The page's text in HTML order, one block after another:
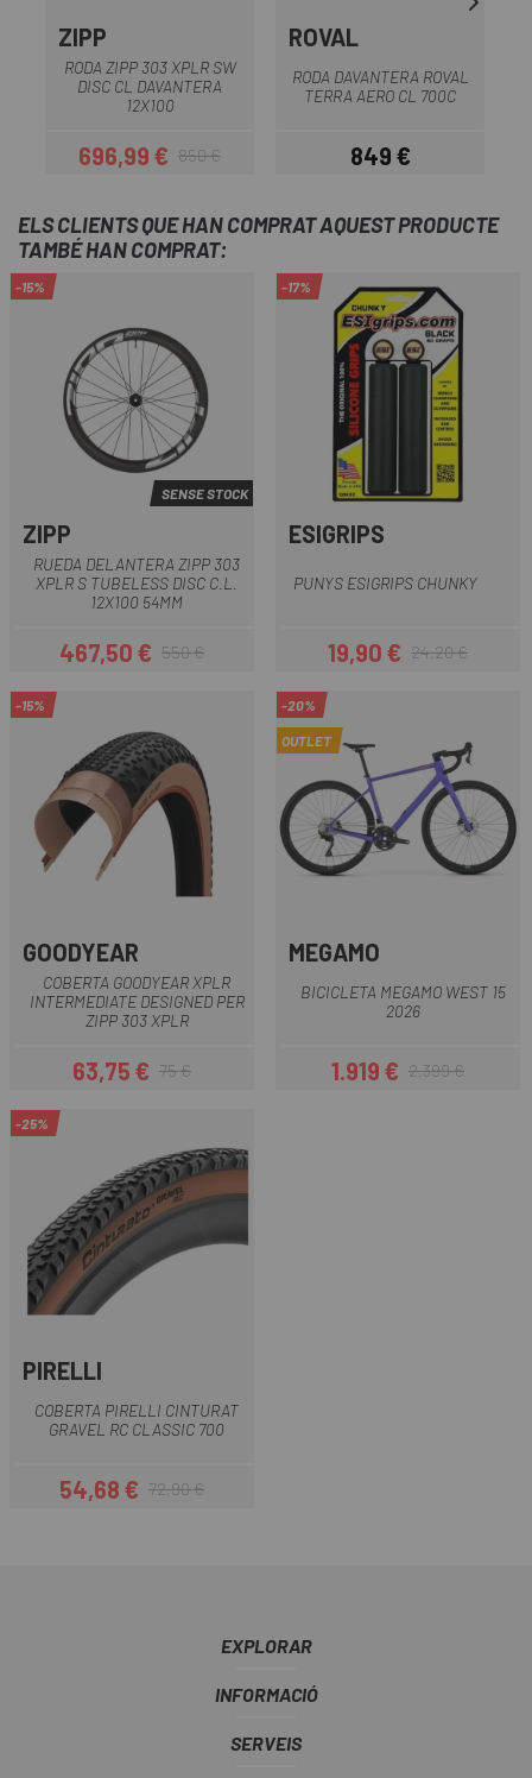
ZIPP
RODA ZIPP 303 XPLR SW
DISC CL DAVANTERA
12X100
Preu
696,99 €Preu regular
850 €
ROVAL
RODA DAVANTERA ROVAL
TERRA AERO CL 700C
Preu
849 €
ELS CLIENTS QUE HAN COMPRAT AQUEST PRODUCTE
TAMBÉ HAN COMPRAT:
-15%
SENSE STOCK
ZIPP
RUEDA DELANTERA ZIPP 303
XPLR S TUBELESS DISC C.L.
12X100 54MM
Preu
467,50 €Preu regular
550 €
-17%
ESIGRIPS
PUNYS ESIGRIPS CHUNKY
Preu
19,90 €Preu regular
24,20 €
-15%
GOODYEAR
COBERTA GOODYEAR XPLR
INTERMEDIATE DESIGNED PER
ZIPP 303 XPLR
Preu
63,75 €Preu regular
75 €
-20%
OUTLET
MEGAMO
BICICLETA MEGAMO WEST 15
2026
Preu
1.919 €Preu regular
2.399 €
-25%
PIRELLI
COBERTA PIRELLI CINTURAT
GRAVEL RC CLASSIC 700
Preu
54,68 €Preu regular
72,90 €
EXPLORAR
INFORMACIÓ
SERVEIS